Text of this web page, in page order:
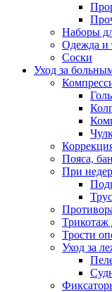
Наборы
Одежда и
Соски
Уход за
Пояса,
При
Трикотаж
Трости
Уход за